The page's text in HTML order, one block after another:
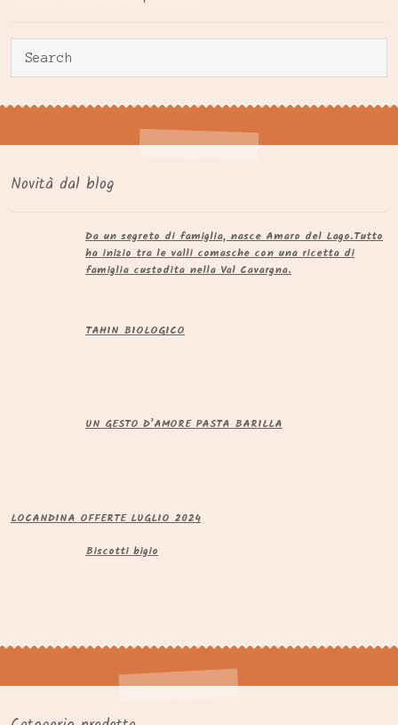
Novità dal blog
Da un segreto di famiglia, nasce Amaro del Lago.​Tutto
ha inizio tra le valli comasche con una ricetta di
famiglia custodita nella Val Cavargna.
TAHIN BIOLOGICO
UN GESTO D’AMORE PASTA BARILLA
LOCANDINA OFFERTE LUGLIO 2024
Biscotti bigio